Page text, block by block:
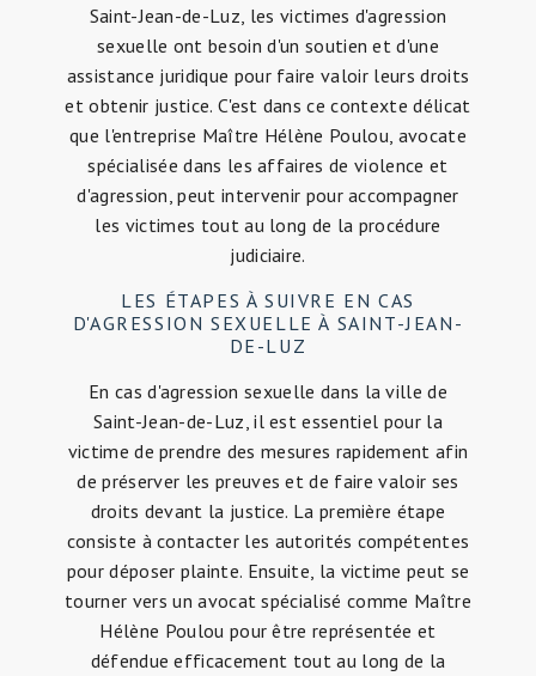
Saint-Jean-de-Luz, les victimes d'agression
sexuelle ont besoin d'un soutien et d'une
assistance juridique pour faire valoir leurs droits
et obtenir justice. C'est dans ce contexte délicat
que l'entreprise Maître Hélène Poulou, avocate
spécialisée dans les affaires de violence et
d'agression, peut intervenir pour accompagner
les victimes tout au long de la procédure
judiciaire.
LES ÉTAPES À SUIVRE EN CAS
D'AGRESSION SEXUELLE À SAINT-JEAN-
DE-LUZ
En cas d'agression sexuelle dans la ville de
Saint-Jean-de-Luz, il est essentiel pour la
victime de prendre des mesures rapidement afin
de préserver les preuves et de faire valoir ses
droits devant la justice. La première étape
consiste à contacter les autorités compétentes
pour déposer plainte. Ensuite, la victime peut se
tourner vers un avocat spécialisé comme Maître
Hélène Poulou pour être représentée et
défendue efficacement tout au long de la